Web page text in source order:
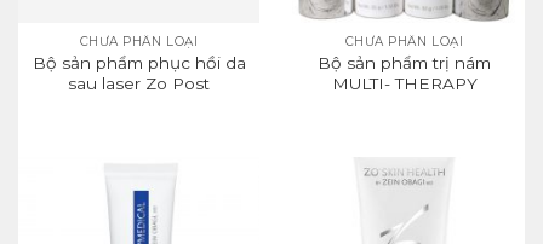
CHƯA PHÂN LOẠI
Bộ sản phẩm phục hồi da
sau laser Zo Post
CHƯA PHÂN LOẠI
Bộ sản phẩm trị nám
MULTI- THERAPY